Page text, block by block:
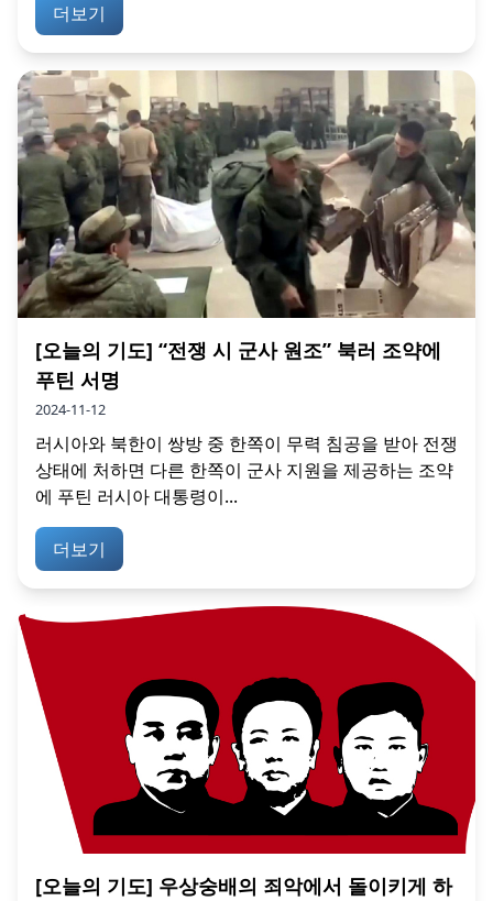
더보기
[오늘의 기도] “전쟁 시 군사 원조” 북러 조약에
푸틴 서명
2024-11-12
러시아와 북한이 쌍방 중 한쪽이 무력 침공을 받아 전쟁
상태에 처하면 다른 한쪽이 군사 지원을 제공하는 조약
에 푸틴 러시아 대통령이...
더보기
[오늘의 기도] 우상숭배의 죄악에서 돌이키게 하